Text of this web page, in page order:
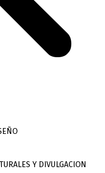
Y DIVULGACION